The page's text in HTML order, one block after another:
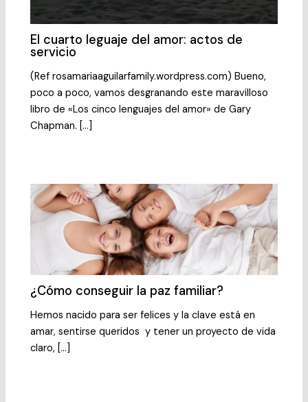
El cuarto leguaje del amor: actos de
servicio
(Ref rosamariaaguilarfamily.wordpress.com) Bueno,
poco a poco, vamos desgranando este maravilloso
libro de «Los cinco lenguajes del amor» de Gary
Chapman. […]
¿Cómo conseguir la paz familiar?
Hemos nacido para ser felices y la clave está en
amar, sentirse queridos y tener un proyecto de vida
claro, […]